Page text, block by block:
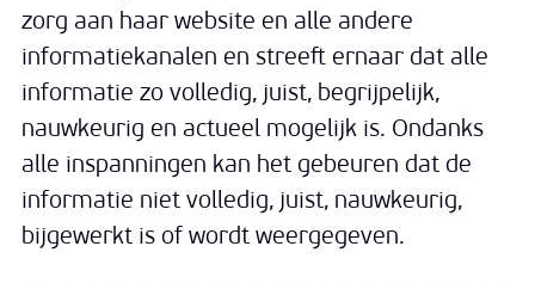
zorg aan haar website en alle andere
informatiekanalen en streeft ernaar dat alle
informatie zo volledig, juist, begrijpelijk,
nauwkeurig en actueel mogelijk is. Ondanks
alle inspanningen kan het gebeuren dat de
informatie niet volledig, juist, nauwkeurig,
bijgewerkt is of wordt weergegeven.